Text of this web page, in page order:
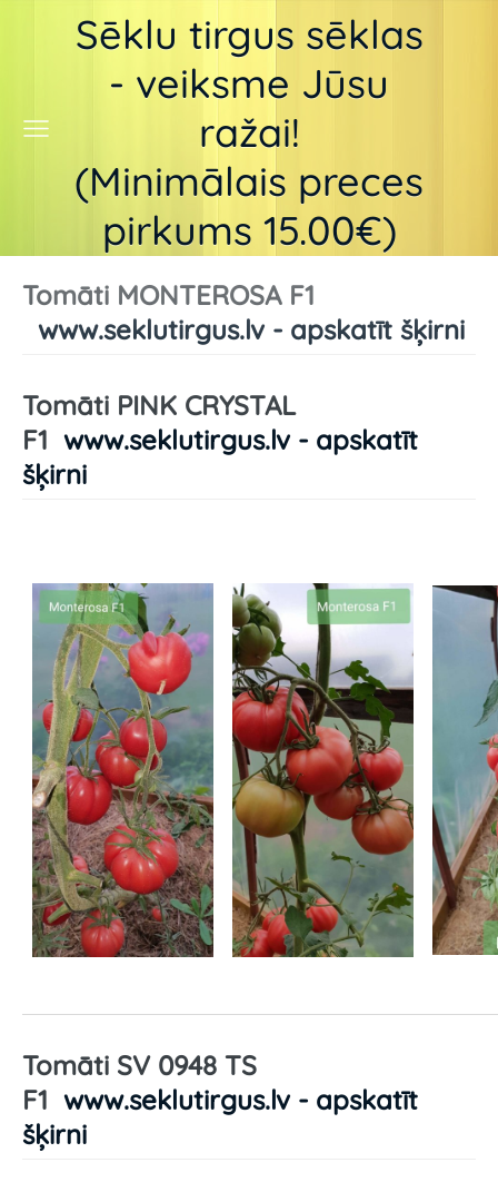
Sēklu tirgus sēklas
- veiksme Jūsu
ražai!
(Minimālais preces
pirkums 15.00€)
Tomāti MONTEROSA F1
www.seklutirgus.lv - apskatīt šķirni
Tomāti PINK CRYSTAL
F1 www.seklutirgus.lv - apskatīt
šķirni
Tomāti SV 0948 TS
F1 www.seklutirgus.lv - apskatīt
šķirni